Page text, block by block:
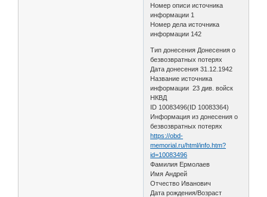
Номер описи источника
информации 1
Номер дела источника
информации 142
Тип донесения Донесения о
безвозвратных потерях
Дата донесения 31.12.1942
Название источника
информации 23 див. войск
НКВД
ID 10083496(ID 10083364)
Информация из донесения о
безвозвратных потерях
https://obd-
memorial.ru/html/info.htm?
id=10083496
Фамилия Ермолаев
Имя Андрей
Отчество Иванович
Дата рождения/Возраст